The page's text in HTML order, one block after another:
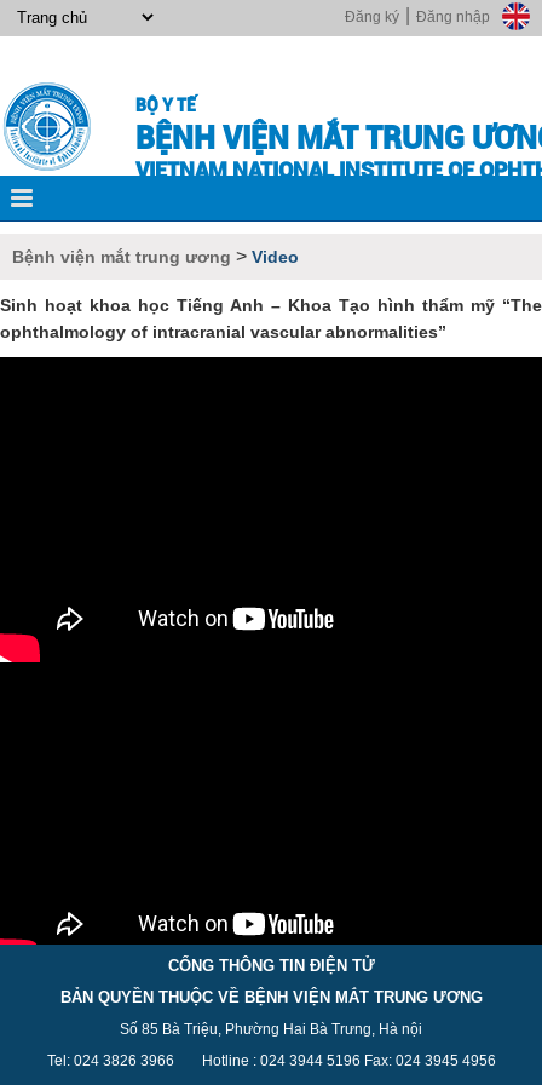
Đăng nhập
Đăng ký
BỘ Y TẾ
BỆNH VIỆN MẮT TRUNG
VIETNAM NATIONAL INSTITUTE OF
Bệnh viện mắt trung ương > Video
Sinh hoạt khoa học Tiếng Anh – Khoa Tạo hình thẩm mỹ “The
ophthalmology of intracranial vascular abnormalities”
CỔNG THÔNG TIN ĐIỆN TỬ
BẢN QUYỀN THUỘC VỀ BỆNH VIỆN MẮT TRUNG ƯƠNG
Số 85 Bà Triệu, Phường Hai Bà Trưng, Hà nội
Tel: 024 3826 3966 Hotline : 024 3944 5196 Fax: 024 3945 4956